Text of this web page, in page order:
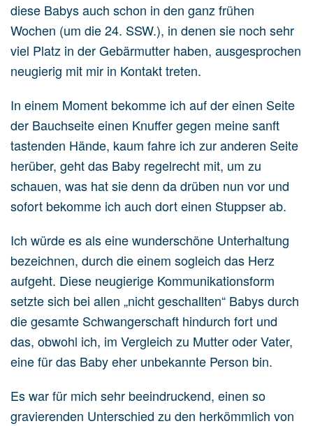
diese Babys auch schon in den ganz frühen
Wochen (um die 24. SSW.), in denen sie noch sehr
viel Platz in der Gebärmutter haben, ausgesprochen
neugierig mit mir in Kontakt treten.
In einem Moment bekomme ich auf der einen Seite
der Bauchseite einen Knuffer gegen meine sanft
tastenden Hände, kaum fahre ich zur anderen Seite
herüber, geht das Baby regelrecht mit, um zu
schauen, was hat sie denn da drüben nun vor und
sofort bekomme ich auch dort einen Stuppser ab.
Ich würde es als eine wunderschöne Unterhaltung
bezeichnen, durch die einem sogleich das Herz
aufgeht. Diese neugierige Kommunikationsform
setzte sich bei allen „nicht geschallten“ Babys durch
die gesamte Schwangerschaft hindurch fort und
das, obwohl ich, im Vergleich zu Mutter oder Vater,
eine für das Baby eher unbekannte Person bin.
Es war für mich sehr beeindruckend, einen so
gravierenden Unterschied zu den herkömmlich von